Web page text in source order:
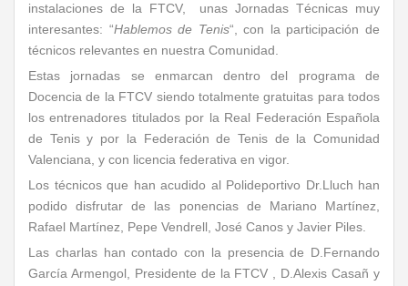
instalaciones de la FTCV, unas Jornadas Técnicas muy
interesantes: “Hablemos de Tenis“, con la participación de
técnicos relevantes en nuestra Comunidad.
Estas jornadas se enmarcan dentro del programa de
Docencia de la FTCV siendo totalmente gratuitas para todos
los entrenadores titulados por la Real Federación Española
de Tenis y por la Federación de Tenis de la Comunidad
Valenciana, y con licencia federativa en vigor.
Los técnicos que han acudido al Polideportivo Dr.Lluch han
podido disfrutar de las ponencias de Mariano Martínez,
Rafael Martínez, Pepe Vendrell, José Canos y Javier Piles.
Las charlas han contado con la presencia de D.Fernando
García Armengol, Presidente de la FTCV , D.Alexis Casañ y